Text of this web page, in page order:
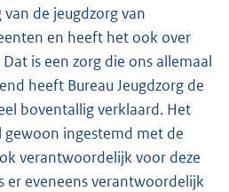
de jeugdzorg van
en heeft het ook over
is een zorg die ons allemaal
heeft Bureau Jeugdzorg de
boventallig verklaard. Het
gewoon ingestemd met de
verantwoordelijk voor deze
er eveneens verantwoordelijk